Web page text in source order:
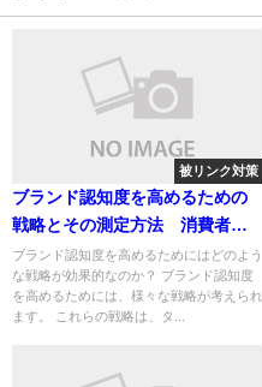
被リンク対策
ブランド認知度を高めるための
戦略とその測定方法 消費者の
視点から見る魅力の伝え方
ブランド認知度を高めるためにはどのよう
な戦略が効果的なのか？ ブランド認知度
を高めるためには、様々な戦略が考えられ
ます。 これらの戦略は、タ...